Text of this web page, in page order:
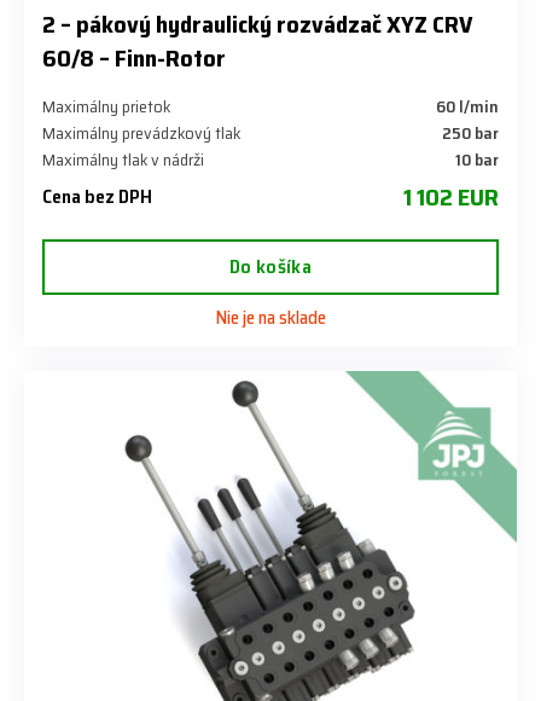
​2 – pákový hydraulický rozvádzač XYZ CRV
60/8 – Finn-Rotor
Maximálny prietok
60 l/min
Maximálny prevádzkový tlak
250 bar
Maximálny tlak v nádrži
10 bar
Cena bez DPH 1 102 EUR
Do košíka
Nie je na sklade